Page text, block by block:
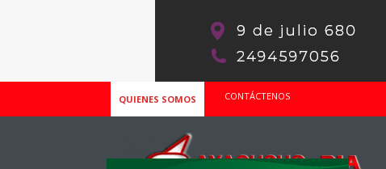
QUIENES SOMOS CONTÁCTENOS